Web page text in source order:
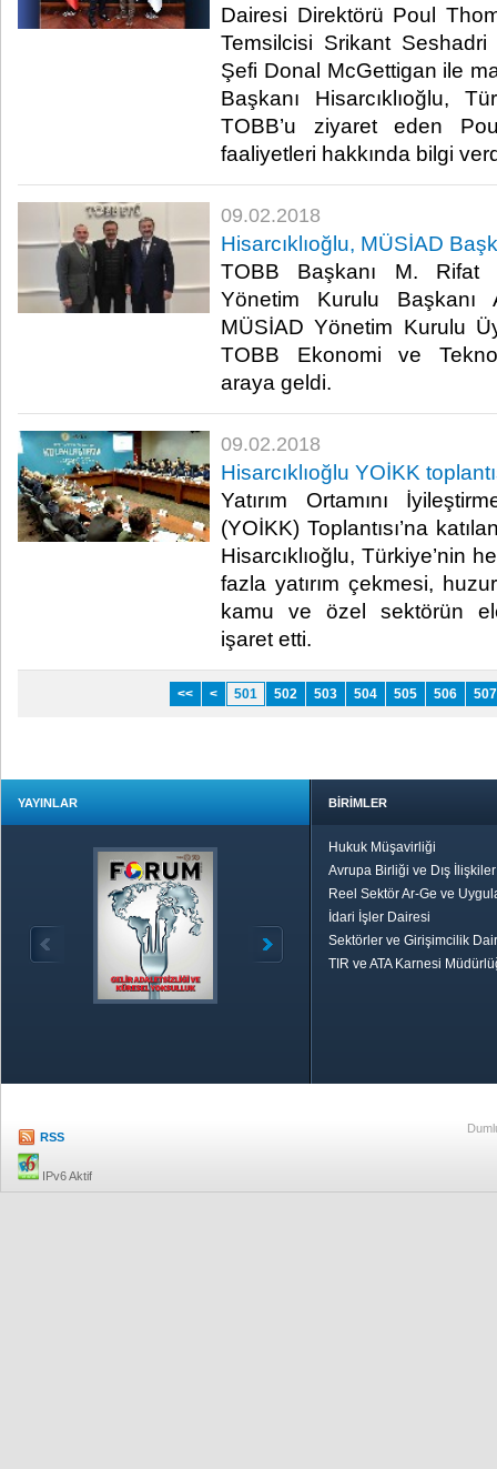
Dairesi Direktörü Poul
Temsilcisi Srikant
Şefi Donal McGettigan ile
Başkanı Hisarcıklıoğlu,
TOBB’u ziyaret eden
faaliyetleri hakkında bilgi
09.02.2018
Hisarcıklıoğlu, MÜSİAD
TOBB Başkanı M. Rifat
Yönetim Kurulu Başkanı
MÜSİAD Yönetim Kurulu
TOBB Ekonomi ve
araya geldi.​
09.02.2018
Hisarcıklıoğlu YOİKK
Yatırım Ortamını
(YOİKK) Toplantısı’na
Hisarcıklıoğlu, Türkiye’nin
fazla yatırım çekmesi,
kamu ve özel sektörün
işaret etti.​
<< < 501 502 503 504 505 506 507
YAYINLAR BİRİMLER
Hukuk Müşavirliği
Avrupa Birliği ve Dış
Reel Sektör Ar-Ge ve
İdari İşler Dairesi
Sektörler ve Girişimcilik
TIR ve ATA Karnesi
RSS
IPv6 Aktif